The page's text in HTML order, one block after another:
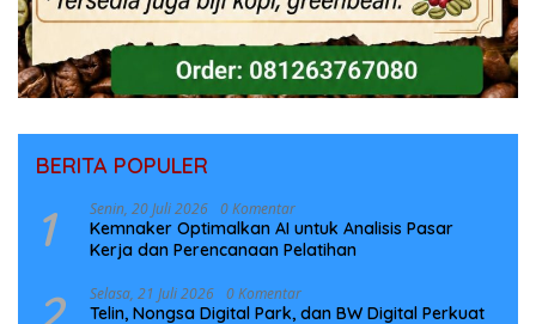
BERITA POPULER
1 Senin, 20 Juli 2026 0 Komentar
Kemnaker Optimalkan AI untuk Analisis Pasar
Kerja dan Perencanaan Pelatihan
Selasa, 21 Juli 2026 0 Komentar
Telin, Nongsa Digital Park, dan BW Digital Perkuat